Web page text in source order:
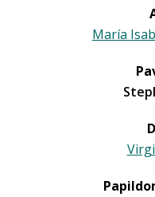
María